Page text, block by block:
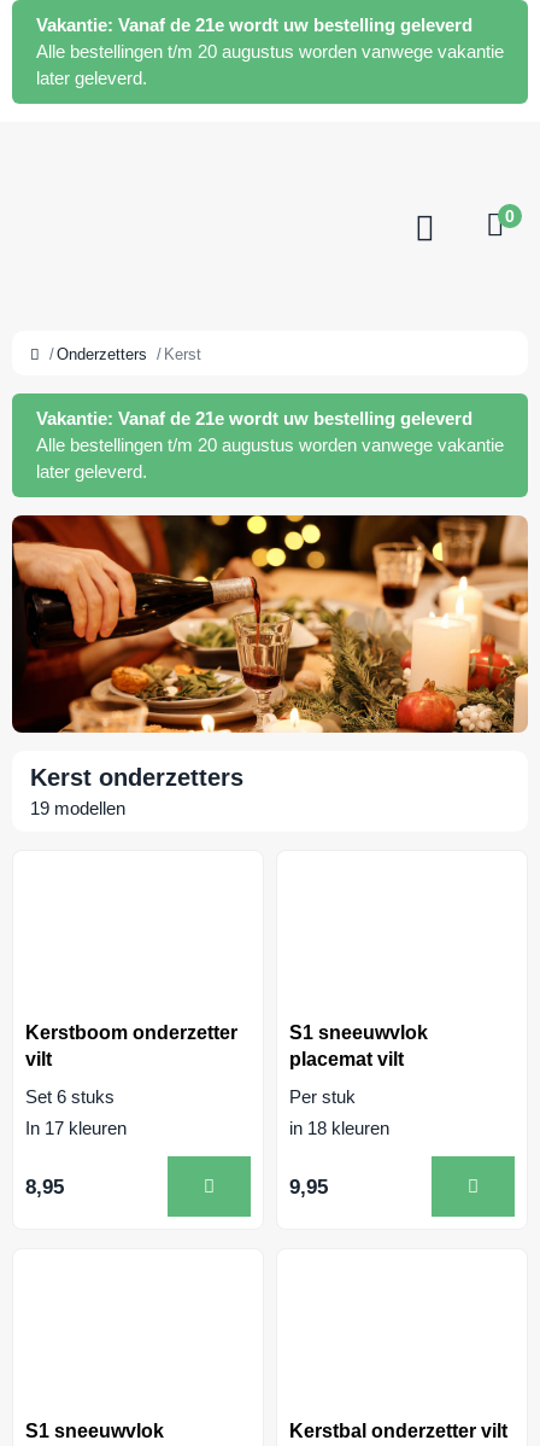
Vakantie: Vanaf de 21e wordt uw bestelling geleverd
Alle bestellingen t/m 20 augustus worden vanwege vakantie
later geleverd.
0
Onderzetters Kerst
Vakantie: Vanaf de 21e wordt uw bestelling geleverd
Alle bestellingen t/m 20 augustus worden vanwege vakantie
later geleverd.
Kerst onderzetters
19 modellen
Kerstboom onderzetter
vilt
Set 6 stuks
In 17 kleuren
8,95
S1 sneeuwvlok
placemat vilt
Per stuk
in 18 kleuren
9,95
S1 sneeuwvlok
Kerstbal onderzetter vilt